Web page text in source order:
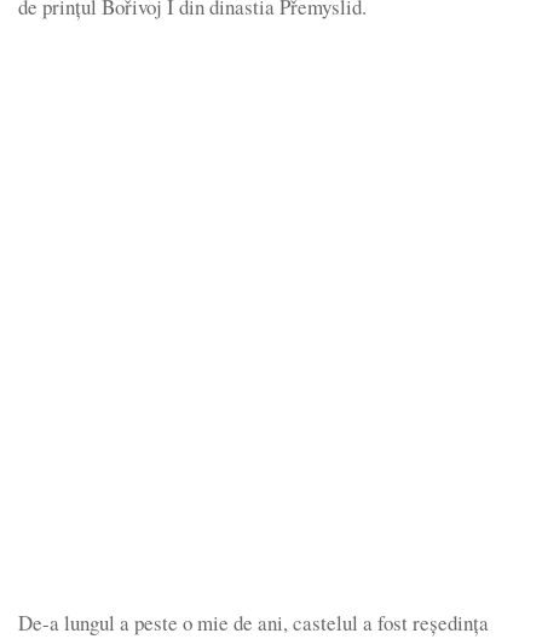
de prințul Bořivoj I din dinastia Přemyslid.
De-a lungul a peste o mie de ani, castelul a fost reședința